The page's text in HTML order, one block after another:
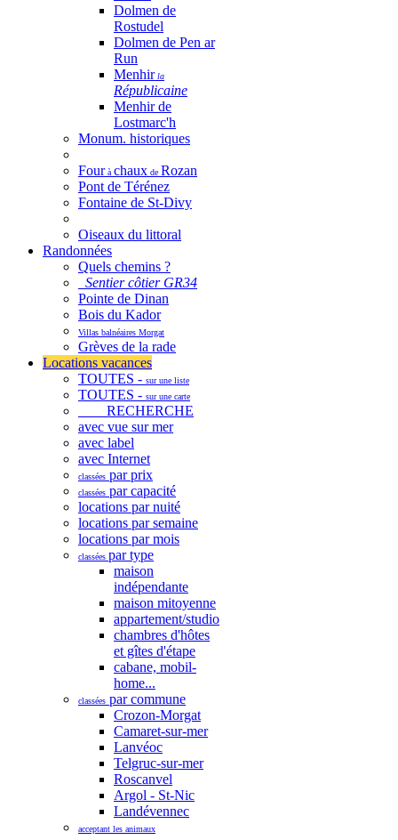
Dolmen de
Rostudel
Dolmen de Pen ar
Run
Menhirla
Républicaine
Menhir de
Lostmarc'h
Monum. historiques
Fourà chaux de Rozan
Pont de Térénez
Fontaine de St-Divy
Oiseaux du littoral
Randonnées
Quels chemins ?
Sentier côtier GR34
Pointe de Dinan
Bois du Kador
Villas balnéaires Morgat
Grèves de la rade
Locations vacances
TOUTES - sur une liste
TOUTES - sur une carte
RECHERCHE
avec vue sur mer
avec label
avec Internet
classées par prix
classées par capacité
locations par nuité
locations par semaine
locations par mois
classées par type
maison
indépendante
maison mitoyenne
appartement/studio
chambres d'hôtes
et gîtes d'étape
cabane, mobil-
home...
classées par commune
Crozon-Morgat
Camaret-sur-mer
Lanvéoc
Telgruc-sur-mer
Roscanvel
Argol - St-Nic
Landévennec
acceptant les animaux